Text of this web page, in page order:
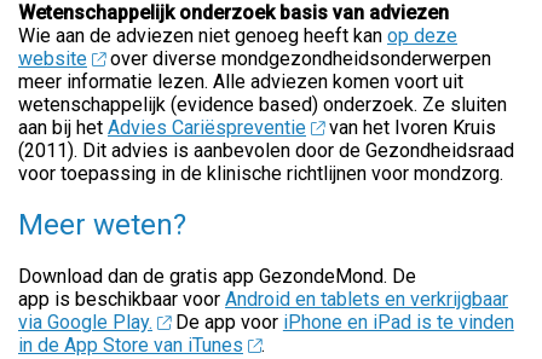
Wetenschappelijk onderzoek basis van adviezen
Wie aan de adviezen niet genoeg heeft kan op deze
website
over diverse mondgezondheidsonderwerpen
meer informatie lezen. Alle adviezen komen voort uit
wetenschappelijk (evidence based) onderzoek. Ze sluiten
aan bij het Advies Cariëspreventie
van het Ivoren Kruis
(2011). Dit advies is aanbevolen door de Gezondheidsraad
voor toepassing in de klinische richtlijnen voor mondzorg.
Meer weten?
Download dan de gratis app GezondeMond. De
app is beschikbaar voor Android en tablets en verkrijgbaar
via Google Play.
De app voor iPhone en iPad is te vinden
in de App Store van iTunes
.